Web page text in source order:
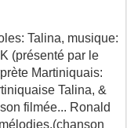
Talina, musique:
(présenté par le
Martiniquais:
Talina, &
filmée... Ronald